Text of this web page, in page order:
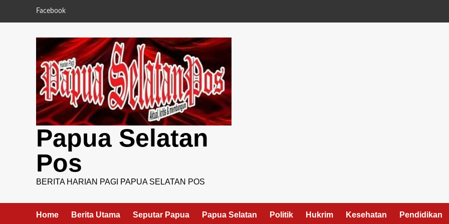
Facebook
Papua Selatan
Pos
BERITA HARIAN PAGI PAPUA SELATAN POS
Home Berita Utama Seputar Papua Papua Selatan Politik Hukrim Kesehatan Pendidikan